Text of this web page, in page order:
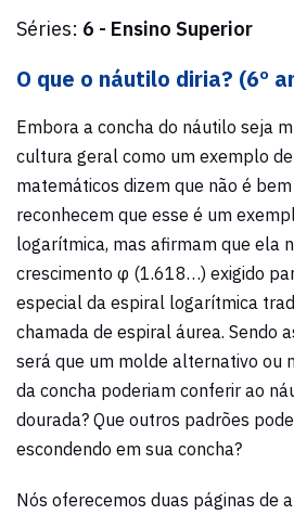
Séries: 6 - Ensino Superior
O que o náutilo diria? (6º
Embora a concha do náutilo seja
cultura geral como um exemplo
matemáticos dizem que não é
reconhecem que esse é um
logarítmica, mas afirmam que ela
crescimento φ (1.618…) exigido
especial da espiral logarítmica
chamada de espiral áurea. Sendo
será que um molde alternativo ou
da concha poderiam conferir ao
dourada? Que outros padrões
escondendo em sua concha?
Nós oferecemos duas páginas de